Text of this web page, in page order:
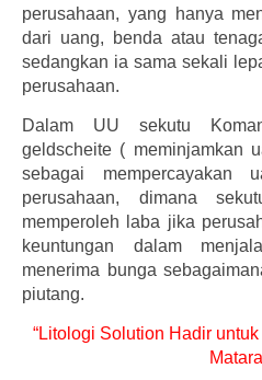
perusahaan, yang hanya
dari uang, benda atau
sedangkan ia sama sekali
perusahaan.
Dalam UU sekutu
geldscheite ( meminjamkan
sebagai mempercayakan
perusahaan, dimana
memperoleh laba jika
keuntungan dalam
menerima bunga
piutang.
“Litologi Solution Hadir